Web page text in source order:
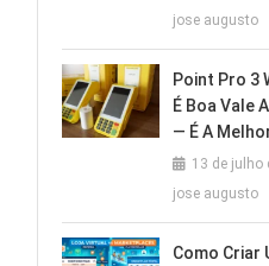
jose augusto
Point Pro 3
É Boa Vale
— É A
13 de julho
jose augusto
Como Criar